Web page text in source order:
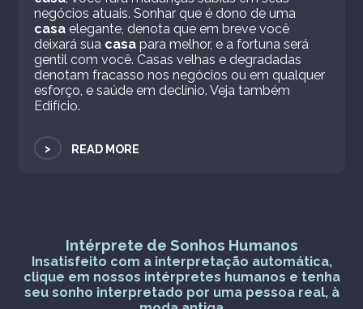
negócios atuais. Sonhar que é dono de uma
casa elegante, denota que em breve você
deixará sua casa para melhor, e a fortuna será
gentil com você. Casas velhas e degradadas
denotam fracasso nos negócios ou em qualquer
esforço, e saúde em declínio. Veja também
Edifício.
> READ MORE
Intérprete de Sonhos Humanos
Insatisfeito com a interpretação automática,
clique em nossos intérpretes humanos e tenha
seu sonho interpretado por uma pessoa real, à